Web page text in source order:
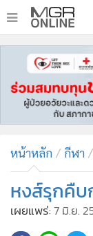
หน้าหลัก
ทันเหตุการณ์
• ภาคใต้
• บันเทิง
ผู้จัดการรายวัน
• คอลัมนิสต์
หน้าหลัก กีฬา
หงส์รุกคืบ
เผยแพร่:7 มิ.ย.